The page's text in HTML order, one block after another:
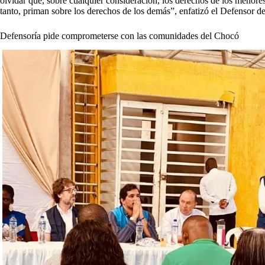
tanto, priman sobre los derechos de los demás”, enfatizó el Defensor
Defensoría pide comprometerse con las comunidades del Chocó